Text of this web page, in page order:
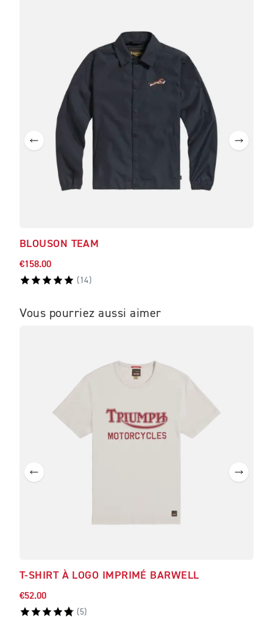
BLOUSON TEAM
€158.00
( 14)
Vous pourriez aussi aimer
T-SHIRT À LOGO IMPRIMÉ BARWELL
€52.00
( 5)